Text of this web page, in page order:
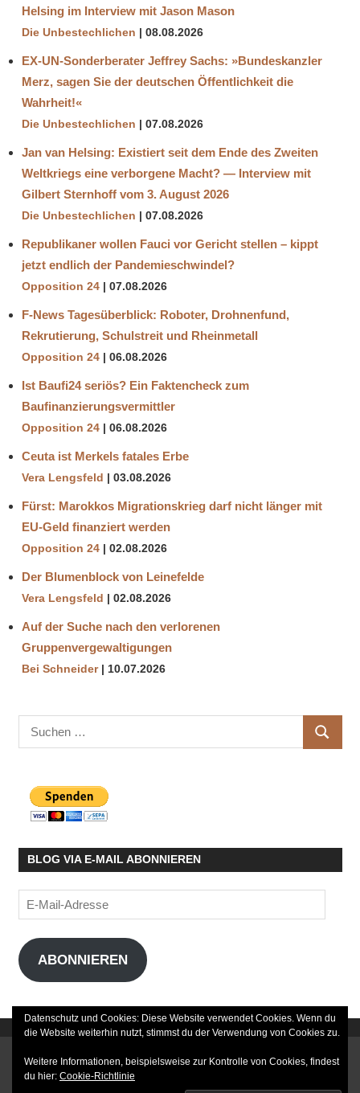
Helsing im Interview mit Jason Mason
Die Unbestechlichen 08.08.2026
EX-UN-Sonderberater Jeffrey Sachs: »Bundeskanzler
Merz, sagen Sie der deutschen Öffentlichkeit die
Wahrheit!«
Die Unbestechlichen 07.08.2026
Jan van Helsing: Existiert seit dem Ende des Zweiten
Weltkriegs eine verborgene Macht? — Interview mit
Gilbert Sternhoff vom 3. August 2026
Die Unbestechlichen 07.08.2026
Republikaner wollen Fauci vor Gericht stellen – kippt
jetzt endlich der Pandemieschwindel?
Opposition 24 07.08.2026
F-News Tagesüberblick: Roboter, Drohnenfund,
Rekrutierung, Schulstreit und Rheinmetall
Opposition 24 06.08.2026
Ist Baufi24 seriös? Ein Faktencheck zum
Baufinanzierungsvermittler
Opposition 24 06.08.2026
Ceuta ist Merkels fatales Erbe
Vera Lengsfeld 03.08.2026
Fürst: Marokkos Migrationskrieg darf nicht länger mit
EU-Geld finanziert werden
Opposition 24 02.08.2026
Der Blumenblock von Leinefelde
Vera Lengsfeld 02.08.2026
Auf der Suche nach den verlorenen
Gruppenvergewaltigungen
Bei Schneider 10.07.2026
Suchen
nach:
SUCHEN
BLOG VIA E-MAIL ABONNIEREN
E-
Mail-
Adresse
ABONNIEREN
Datenschutz und Cookies: Diese Website verwendet Cookies. Wenn du
die Website weiterhin nutzt, stimmst du der Verwendung von Cookies zu.
Weitere Informationen, beispielsweise zur Kontrolle von Cookies, findest
du hier: Cookie-Richtlinie